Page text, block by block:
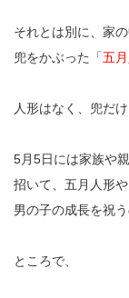
それとは別に、家
兜をかぶった「五
人形はなく、兜だ
5月5日には家族や
招いて、五月人形
男の子の成長を祝
ところで、